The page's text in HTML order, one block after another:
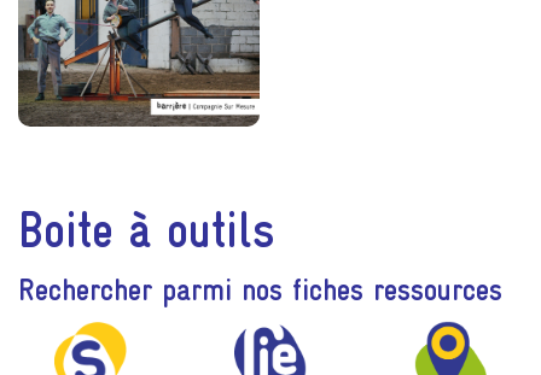
Boite à outils
Rechercher parmi nos fiches ressources